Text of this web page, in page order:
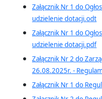
Załącznik Nr 1 do
udzielenie dotacji.odt
Załącznik Nr 1 do
udzielenie dotacji.pdf
Załącznik Nr 2 do
26.08.2025r. -
Załącznik Nr 1 do